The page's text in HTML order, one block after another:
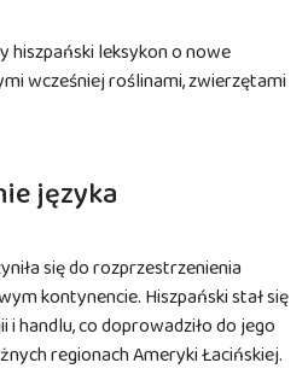
hiszpański leksykon o nowe
wcześniej roślinami, zwierzętami
języka
się do rozprzestrzenienia
kontynencie. Hiszpański stał się
handlu, co doprowadziło do jego
regionach Ameryki Łacińskiej.